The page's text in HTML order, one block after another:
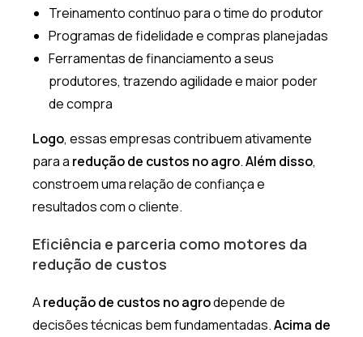
Treinamento contínuo para o time do produtor
Programas de fidelidade e compras planejadas
Ferramentas de financiamento a seus
produtores, trazendo agilidade e maior poder
de compra
Logo, essas empresas contribuem ativamente
para a redução de custos no agro.Além disso,
constroem uma relação de confiança e
resultados com o cliente.
Eficiência e parceria como motores da
redução de custos
Aredução de custos no agrodepende de
decisões técnicas bem fundamentadas.Acima de